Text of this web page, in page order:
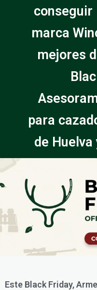
conseguir
marca
mejores
para
de Huelva
Este Black Friday,